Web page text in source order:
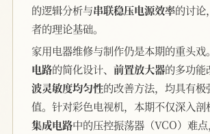
的逻辑分析与串联稳压电源效率的讨论
者的理论基础。
家用电器维修与制作仍是本期的重头戏。
电路的简化设计、 前置放大器的多功能
波灵敏度均匀性的改善方法，均具有极
值。针对彩色电视机，本期不仅深入剖
集成电路中的压控振荡器（VCO）难